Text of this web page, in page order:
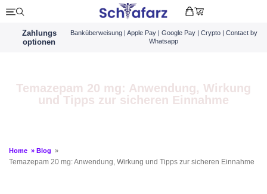
Zahlungs
optionen
Banküberweisung | Apple Pay | Google Pay | Crypto | Contact by
Whatsapp
Temazepam 20 mg: Anwendung, Wirkung
und Tipps zur sicheren Einnahme
Home » Blog »
Temazepam 20 mg: Anwendung, Wirkung und Tipps zur sicheren Einnahme